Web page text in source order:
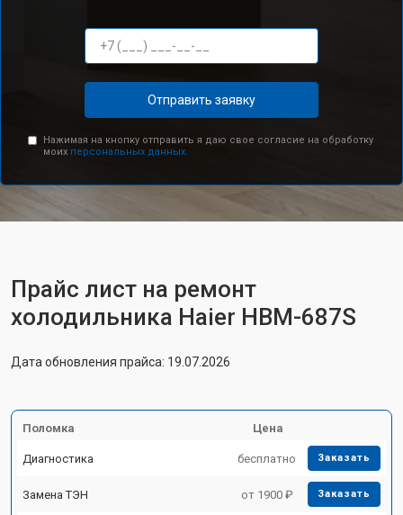
Отправить заявку
Нажимая на кнопку отправить я даю свое согласие на обработку
моих персональных данных.
Прайс лист на ремонт
холодильника Haier HBM-687S
Дата обновления прайса: 19.07.2026
Поломка Цена
Диагностика бесплатно Заказать
Замена ТЭН от 1900 ₽ Заказать